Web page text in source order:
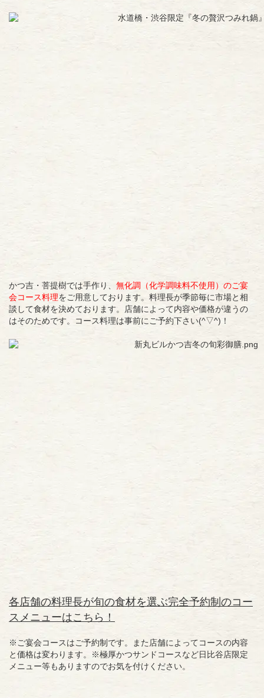
かつ吉・菩提樹では手作り、 無化調（化学調味料不使用）のご宴
会コース料理をご用意しております。料理長が季節毎に市場と相
談して食材を決めております。店舗によって内容や価格が違うの
はそのためです。コース料理は事前にご予約下さい(^▽^)！
各店舗の料理長が旬の食材を選ぶ完全予約制のコー
スメニューはこちら！
※ご宴会コースはご予約制です。また店舗によってコースの内容
と価格は変わります。※極厚かつサンドコースなど日比谷店限定
メニュー等もありますのでお気を付けください。